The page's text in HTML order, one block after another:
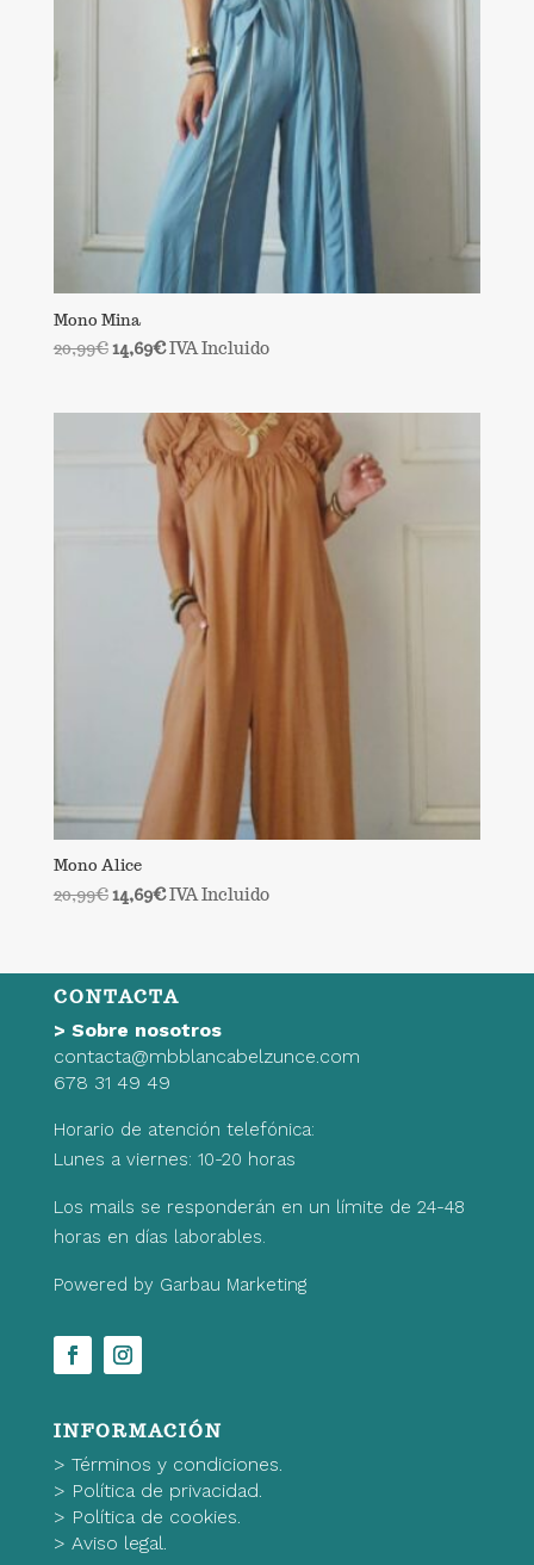
Mono Mina
20,99€El
era:
20,99€.
14,69€El
es:
14,69€.
IVA Incluido
Mono Alice
20,99€El
era:
20,99€.
14,69€El
es:
14,69€.
IVA Incluido
CONTACTA
> Sobre nosotros
contacta@mbblancabelzunce.com
678 31 49 49
Horario de atención telefónica:
Lunes a viernes: 10-20 horas
Los mails se responderán en un límite de 24-48
horas en días laborables.
Powered by Garbau Marketing
INFORMACIÓN
> Términos y condiciones.
> Política de privacidad.
> Política de cookies.
> Aviso legal.